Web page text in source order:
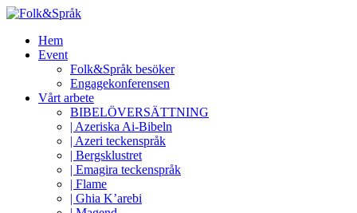
Hem
Event
Folk&Språk besöker
Engagekonferensen
Vårt arbete
BIBELÖVERSÄTTNING
| Azeriska Ai-Bibeln
| Azeri teckenspråk
| Bergsklustret
| Emagira teckenspråk
| Flame
| Ghia K’arebi